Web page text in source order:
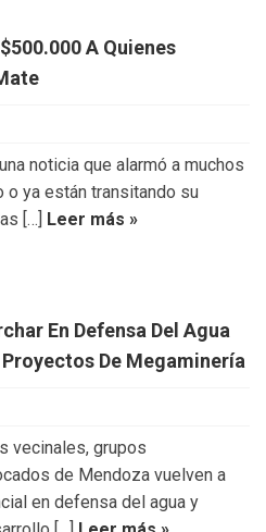
A Quienes
noticia que alarmó a muchos
ya están transitando su
[…]
Leer más »
En Defensa Del Agua
De Megaminería
vecinales, grupos
de Mendoza vuelven a
en defensa del agua y